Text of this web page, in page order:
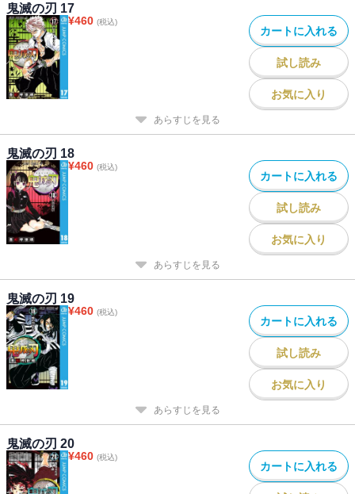
鬼滅の刃 17
¥460 (税込)
カートに入れる
試し読み
お気に入り
あらすじを見る
鬼滅の刃 18
¥460 (税込)
カートに入れる
試し読み
お気に入り
あらすじを見る
鬼滅の刃 19
¥460 (税込)
カートに入れる
試し読み
お気に入り
あらすじを見る
鬼滅の刃 20
¥460 (税込)
カートに入れる